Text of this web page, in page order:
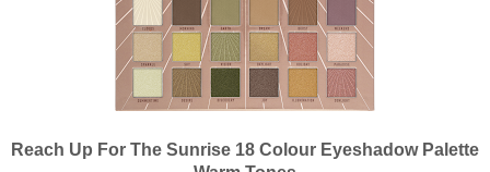
Reach Up For The Sunrise 18 Colour Eyeshadow Palette